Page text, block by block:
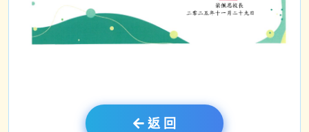
返 回